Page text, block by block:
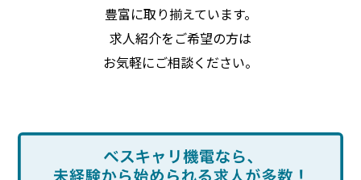
豊富に取り揃えています。
求人紹介をご希望の方は
お気軽にご相談ください。